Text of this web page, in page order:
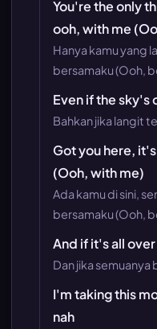
You're the only
ooh, with me
Hanya kamu yang
bersamaku (Ooh,
Even if the sky's
Bahkan jika langit
Got you here,
(Ooh, with me)
Ada kamu di sini,
bersamaku (Ooh,
And if it's all over
Dan jika semuanya
I'm taking this
nah